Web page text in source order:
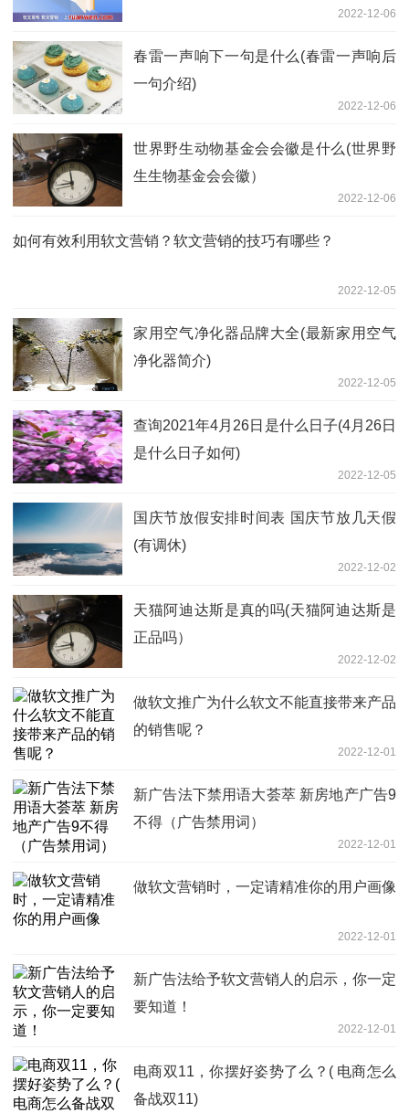
2022-12-06
春雷一声响下一句是什么(春雷一声响后
一句介绍)
2022-12-06
世界野生动物基金会会徽是什么(世界野
生生物基金会会徽）
2022-12-06
如何有效利用软文营销？软文营销的技巧有哪些？
2022-12-05
家用空气净化器品牌大全(最新家用空气
净化器简介)
2022-12-05
查询2021年4月26日是什么日子(4月26日
是什么日子如何)
2022-12-05
国庆节放假安排时间表 国庆节放几天假
(有调休)
2022-12-02
天猫阿迪达斯是真的吗(天猫阿迪达斯是
正品吗）
2022-12-02
做软文推广为什么软文不能直接带来产品
的销售呢？
2022-12-01
新广告法下禁用语大荟萃 新房地产广告9
不得（广告禁用词）
2022-12-01
做软文营销时，一定请精准你的用户画像
2022-12-01
新广告法给予软文营销人的启示，你一定
要知道！
2022-12-01
电商双11，你摆好姿势了么？( 电商怎么
备战双11)